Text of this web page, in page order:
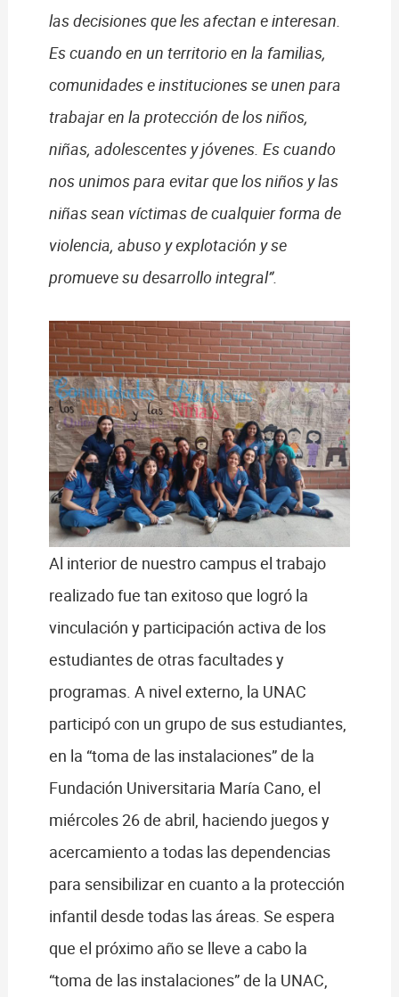
las decisiones que les afectan e interesan.
Es cuando en un territorio en la familias,
comunidades e instituciones se unen para
trabajar en la protección de los niños,
niñas, adolescentes y jóvenes. Es cuando
nos unimos para evitar que los niños y las
niñas sean víctimas de cualquier forma de
violencia, abuso y explotación y se
promueve su desarrollo integral”.
Al interior de nuestro campus el trabajo
realizado fue tan exitoso que logró la
vinculación y participación activa de los
estudiantes de otras facultades y
programas. A nivel externo, la UNAC
participó con un grupo de sus estudiantes,
en la “toma de las instalaciones” de la
Fundación Universitaria María Cano, el
miércoles 26 de abril, haciendo juegos y
acercamiento a todas las dependencias
para sensibilizar en cuanto a la protección
infantil desde todas las áreas. Se espera
que el próximo año se lleve a cabo la
“toma de las instalaciones” de la UNAC,